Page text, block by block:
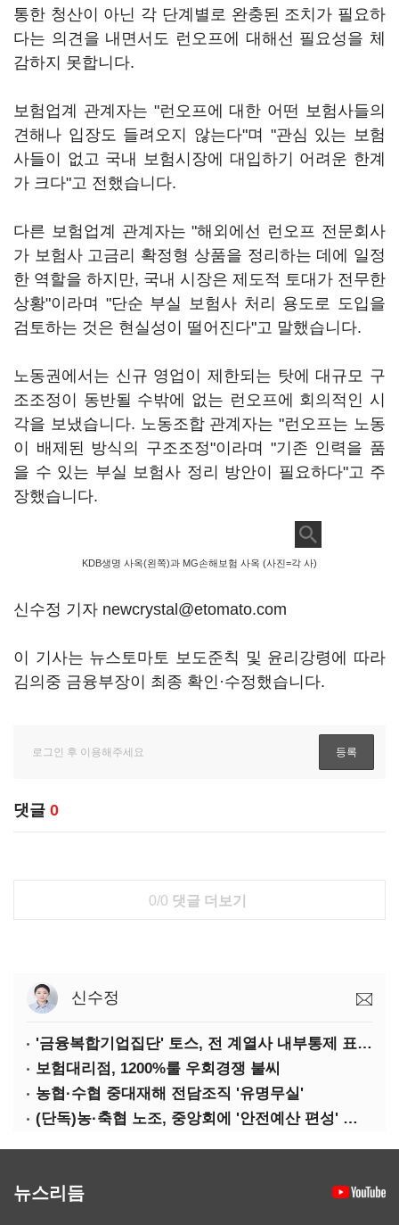
통한 청산이 아닌 각 단계별로 완충된 조치가 필요하
다는 의견을 내면서도 런오프에 대해선 필요성을 체
감하지 못합니다.
보험업계 관계자는 "런오프에 대한 어떤 보험사들의
견해나 입장도 들려오지 않는다"며 "관심 있는 보험
사들이 없고 국내 보험시장에 대입하기 어려운 한계
가 크다"고 전했습니다.
다른 보험업계 관계자는 "해외에선 런오프 전문회사
가 보험사 고금리 확정형 상품을 정리하는 데에 일정
한 역할을 하지만, 국내 시장은 제도적 토대가 전무한
상황"이라며 "단순 부실 보험사 처리 용도로 도입을
검토하는 것은 현실성이 떨어진다"고 말했습니다.
노동권에서는 신규 영업이 제한되는 탓에 대규모 구
조조정이 동반될 수밖에 없는 런오프에 회의적인 시
각을 보냈습니다. 노동조합 관계자는 "런오프는 노동
이 배제된 방식의 구조조정"이라며 "기존 인력을 품
을 수 있는 부실 보험사 정리 방안이 필요하다"고 주
장했습니다.
KDB생명 사옥(왼쪽)과 MG손해보험 사옥 (사진=각 사)
신수정 기자 newcrystal@etomato.com
이 기사는 뉴스토마토 보도준칙 및 윤리강령에 따라
김의중 금융부장이 최종 확인·수정했습니다.
댓글 0
0/0 댓글 더보기
신수정
'금융복합기업집단' 토스, 전 계열사 내부통제 표준화
보험대리점, 1200%룰 우회경쟁 불씨
농협·수협 중대재해 전담조직 '유명무실'
(단독)농·축협 노조, 중앙회에 '안전예산 편성' 요구
뉴스리듬